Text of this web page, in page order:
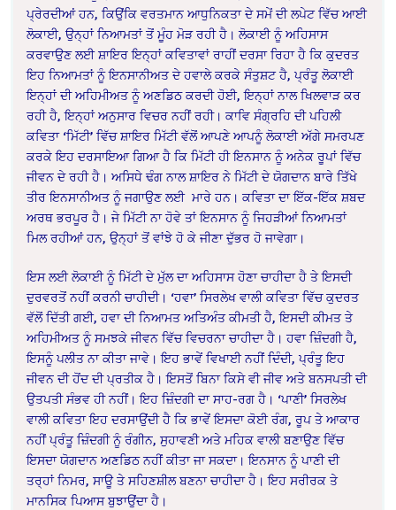
ਪ੍ਰੇਰਦੀਆਂ ਹਨ, ਕਿਉਂਕਿ ਵਰਤਮਾਨ ਆਧੁਨਿਕਤਾ ਦੇ ਸਮੇਂ ਦੀ ਲਪੇਟ ਵਿੱਚ ਆਈ
ਲੋਕਾਈ, ਉਨ੍ਹਾਂ ਨਿਆਮਤਾਂ ਤੋਂ ਮੂੰਹ ਮੋੜ ਰਹੀ ਹੈ। ਲੋਕਾਈ ਨੂੰ ਅਹਿਸਾਸ
ਕਰਵਾਉਣ ਲਈ ਸ਼ਾਇਰ ਇਨ੍ਹਾਂ ਕਵਿਤਾਵਾਂ ਰਾਹੀਂ ਦਰਸਾ ਰਿਹਾ ਹੈ ਕਿ ਕੁਦਰਤ
ਇਹ ਨਿਆਮਤਾਂ ਨੂੰ ਇਨਸਾਨੀਅਤ ਦੇ ਹਵਾਲੇ ਕਰਕੇ ਸੰਤੁਸ਼ਟ ਹੈ, ਪ੍ਰੰਤੂ ਲੋਕਾਈ
ਇਨ੍ਹਾਂ ਦੀ ਅਹਿਮੀਅਤ ਨੂੰ ਅਣਡਿਠ ਕਰਦੀ ਹੋਈ, ਇਨ੍ਹਾਂ ਨਾਲ ਖਿਲਵਾੜ ਕਰ
ਰਹੀ ਹੈ, ਇਨ੍ਹਾਂ ਅਨੁਸਾਰ ਵਿਚਰ ਨਹੀਂ ਰਹੀ। ਕਾਵਿ ਸੰਗ੍ਰਹਿ ਦੀ ਪਹਿਲੀ
ਕਵਿਤਾ ‘ਮਿੱਟੀ’ ਵਿੱਚ ਸ਼ਾਇਰ ਮਿੱਟੀ ਵੱਲੋਂ ਆਪਣੇ ਆਪਨੂੰ ਲੋਕਾਈ ਅੱਗੇ ਸਮਰਪਣ
ਕਰਕੇ ਇਹ ਦਰਸਾਇਆ ਗਿਆ ਹੈ ਕਿ ਮਿੱਟੀ ਹੀ ਇਨਸਾਨ ਨੂੰ ਅਨੇਕ ਰੂਪਾਂ ਵਿੱਚ
ਜੀਵਨ ਦੇ ਰਹੀ ਹੈ। ਅਸਿਧੇ ਢੰਗ ਨਾਲ ਸ਼ਾਇਰ ਨੇ ਮਿੱਟੀ ਦੇ ਯੋਗਦਾਨ ਬਾਰੇ ਤਿੱਖੇ
ਤੀਰ ਇਨਸਾਨੀਅਤ ਨੂੰ ਜਗਾਉਣ ਲਈ ਮਾਰੇ ਹਨ। ਕਵਿਤਾ ਦਾ ਇੱਕ-ਇੱਕ ਸ਼ਬਦ
ਅਰਥ ਭਰਪੂਰ ਹੈ। ਜੇ ਮਿੱਟੀ ਨਾ ਹੋਵੇ ਤਾਂ ਇਨਸਾਨ ਨੂੰ ਜਿਹੜੀਆਂ ਨਿਆਮਤਾਂ
ਮਿਲ ਰਹੀਆਂ ਹਨ, ਉਨ੍ਹਾਂ ਤੋਂ ਵਾਂਝੇ ਹੋ ਕੇ ਜੀਣਾ ਦੁੱਭਰ ਹੋ ਜਾਵੇਗਾ।
ਇਸ ਲਈ ਲੋਕਾਈ ਨੂੰ ਮਿੱਟੀ ਦੇ ਮੁੱਲ ਦਾ ਅਹਿਸਾਸ ਹੋਣਾ ਚਾਹੀਦਾ ਹੈ ਤੇ ਇਸਦੀ
ਦੁਰਵਰਤੋਂ ਨਹੀਂ ਕਰਨੀ ਚਾਹੀਦੀ। ‘ਹਵਾ’ ਸਿਰਲੇਖ ਵਾਲੀ ਕਵਿਤਾ ਵਿੱਚ ਕੁਦਰਤ
ਵੱਲੋਂ ਦਿੱਤੀ ਗਈ, ਹਵਾ ਦੀ ਨਿਆਮਤ ਅਤਿਅੰਤ ਕੀਮਤੀ ਹੈ, ਇਸਦੀ ਕੀਮਤ ਤੇ
ਅਹਿਮੀਅਤ ਨੂੰ ਸਮਝਕੇ ਜੀਵਨ ਵਿੱਚ ਵਿਚਰਨਾ ਚਾਹੀਦਾ ਹੈ। ਹਵਾ ਜ਼ਿੰਦਗੀ ਹੈ,
ਇਸਨੂੰ ਪਲੀਤ ਨਾ ਕੀਤਾ ਜਾਵੇ। ਇਹ ਭਾਵੇਂ ਵਿਖਾਈ ਨਹੀਂ ਦਿੰਦੀ, ਪ੍ਰੰਤੂ ਇਹ
ਜੀਵਨ ਦੀ ਹੋਂਦ ਦੀ ਪ੍ਰਤੀਕ ਹੈ। ਇਸਤੋਂ ਬਿਨਾ ਕਿਸੇ ਵੀ ਜੀਵ ਅਤੇ ਬਨਸਪਤੀ ਦੀ
ਉਤਪਤੀ ਸੰਭਵ ਹੀ ਨਹੀਂ। ਇਹ ਜ਼ਿੰਦਗੀ ਦਾ ਸਾਹ-ਰਗ ਹੈ। ‘ਪਾਣੀ’ ਸਿਰਲੇਖ
ਵਾਲੀ ਕਵਿਤਾ ਇਹ ਦਰਸਾਉਂਦੀ ਹੈ ਕਿ ਭਾਵੇਂ ਇਸਦਾ ਕੋਈ ਰੰਗ, ਰੂਪ ਤੇ ਆਕਾਰ
ਨਹੀਂ ਪ੍ਰੰਤੂ ਜ਼ਿੰਦਗੀ ਨੂੰ ਰੰਗੀਨ, ਸੁਹਾਵਣੀ ਅਤੇ ਮਹਿਕ ਵਾਲੀ ਬਣਾਉਣ ਵਿੱਚ
ਇਸਦਾ ਯੋਗਦਾਨ ਅਣਡਿਠ ਨਹੀਂ ਕੀਤਾ ਜਾ ਸਕਦਾ। ਇਨਸਾਨ ਨੂੰ ਪਾਣੀ ਦੀ
ਤਰ੍ਹਾਂ ਨਿਮਰ, ਸਾਊ ਤੇ ਸਹਿਣਸ਼ੀਲ ਬਣਨਾ ਚਾਹੀਦਾ ਹੈ। ਇਹ ਸਰੀਰਕ ਤੇ
ਮਾਨਸਿਕ ਪਿਆਸ ਬੁਝਾਉਂਦਾ ਹੈ।